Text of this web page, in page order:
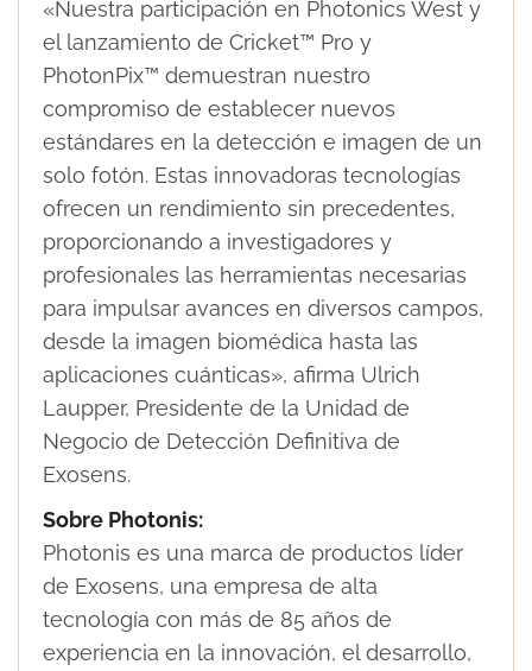
«Nuestra participación en Photonics West y
el lanzamiento de Cricket™ Pro y
PhotonPix™ demuestran nuestro
compromiso de establecer nuevos
estándares en la detección e imagen de un
solo fotón. Estas innovadoras tecnologías
ofrecen un rendimiento sin precedentes,
proporcionando a investigadores y
profesionales las herramientas necesarias
para impulsar avances en diversos campos,
desde la imagen biomédica hasta las
aplicaciones cuánticas», afirma Ulrich
Laupper, Presidente de la Unidad de
Negocio de Detección Definitiva de
Exosens.
Sobre Photonis:
Photonis es una marca de productos líder
de Exosens, una empresa de alta
tecnología con más de 85 años de
experiencia en la innovación, el desarrollo,